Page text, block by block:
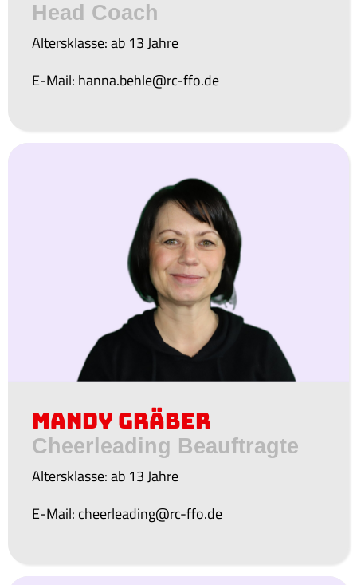
Head Coach
Altersklasse: ab 13 Jahre
E-Mail: hanna.behle@rc-ffo.de
Mandy Gräber
Cheerleading Beauftragte
Altersklasse: ab 13 Jahre
E-Mail: cheerleading@rc-ffo.de